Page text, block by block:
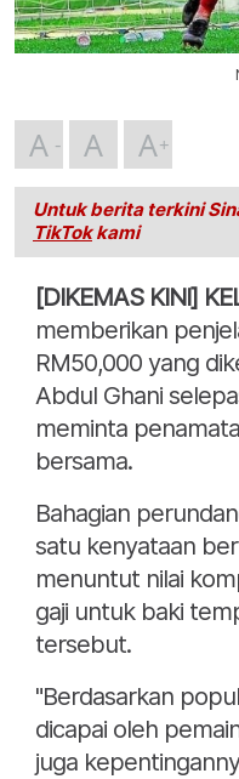
A A A
Untuk berita terkini
TikTokkami
[DIKEMAS KINI]
memberikan
RM50,000 yang
Abdul Ghani
meminta
bersama.
Bahagian
satu kenyataan
menuntut nilai
gaji untuk baki
tersebut.
"Berdasarkan
dicapai oleh
juga